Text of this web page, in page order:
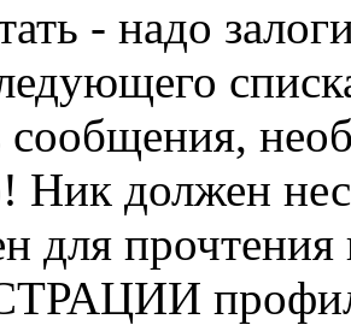
- надо
сообщения,
Ник должен
для
профиль